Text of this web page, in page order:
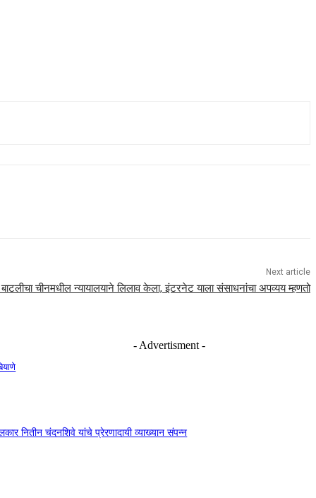
Next article
चीनमधील न्यायालयाने लिलाव केला, इंटरनेट याला संसाधनांचा अपव्यय म्हणतो
- Advertisment -
नितीन चंदनशिवे यांचे प्रेरणादायी व्याख्यान संपन्न